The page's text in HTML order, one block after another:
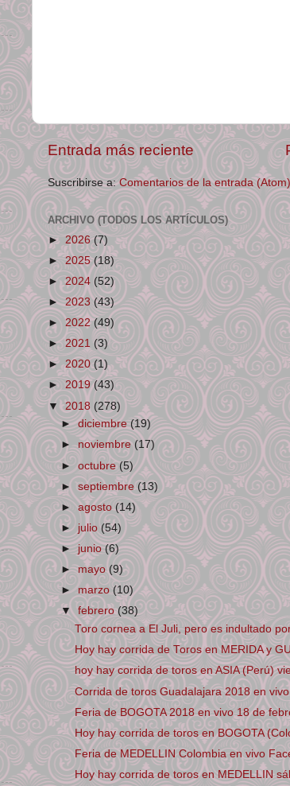
Entrada más reciente
Suscribirse a:Comentarios de la entrada (Atom)
ARCHIVO (TODOS LOS ARTÍCULOS)
►2026(7)
►2025(18)
► 2024 (52)
►2023(43)
► 2022(49)
► 2021 (3)
►2020(1)
► 2019(43)
▼2018 (278)
►diciembre(19)
►noviembre(17)
►octubre(5)
►septiembre(13)
►agosto(14)
► julio (54)
►junio(6)
►mayo(9)
► marzo(10)
▼febrero(38)
Toro cornea a El Juli, pero es indultado
Hoy hay corrida de Toros en MERIDA y
hoy hay corrida de toros en ASIA (Perú)
Corrida de toros Guadalajara 2018 en
Feria de BOGOTA 2018 en vivo 18 de
Hoy hay corrida de toros en BOGOTA
Feria de MEDELLIN Colombia en vivo
Hoy hay corrida de toros en MEDELLIN